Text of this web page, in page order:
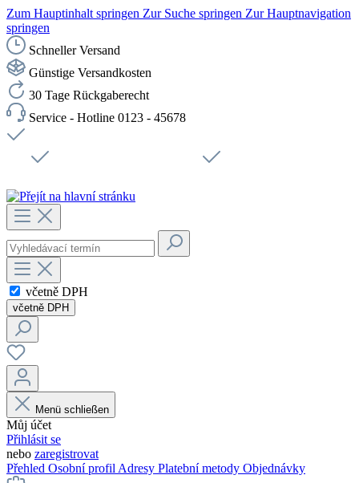
Zum Hauptinhalt springen Zur Suche springen Zur Hauptnavigation
springen
Schneller Versand
Günstige Versandkosten
30 Tage Rückgaberecht
Service - Hotline 0123 - 45678
včetně DPH
včetně DPH
Menü schließen
Můj účet
Přihlásit se
nebo zaregistrovat
Přehled Osobní profil Adresy Platební metody Objednávky